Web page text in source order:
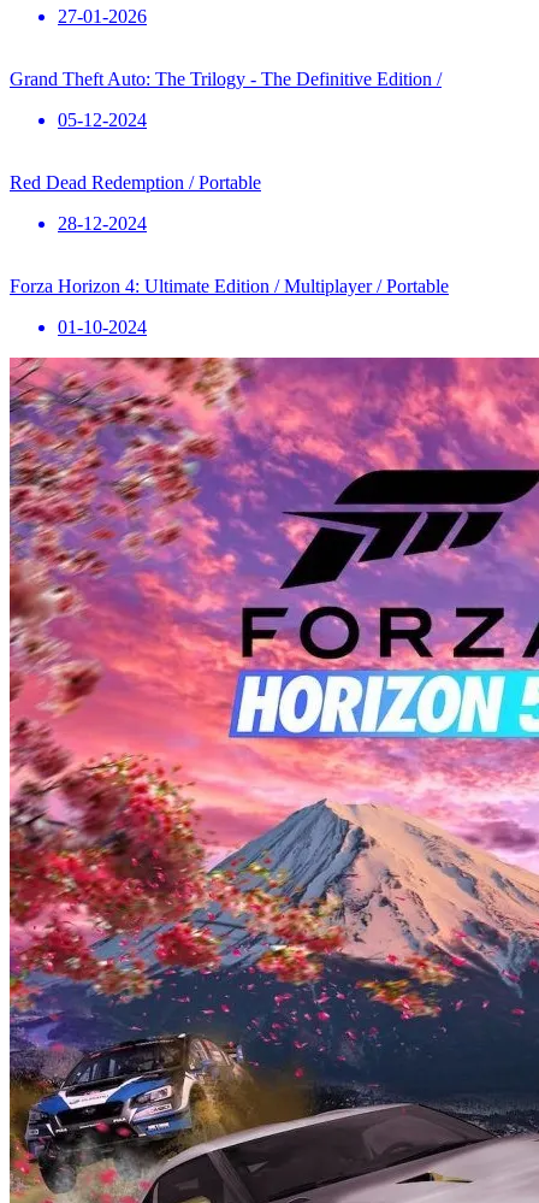
27-01-2026
Grand Theft Auto: The Trilogy - The Definitive Edition /
05-12-2024
Red Dead Redemption / Portable
28-12-2024
Forza Horizon 4: Ultimate Edition / Multiplayer / Portable
01-10-2024